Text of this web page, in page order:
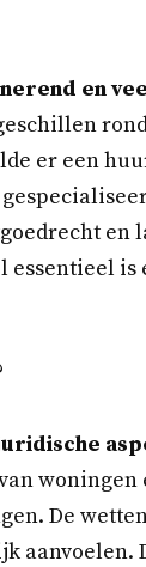
en
er een
De